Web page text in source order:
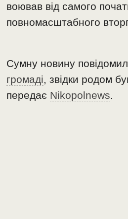
воював від самого
повномасштабного
Сумну новину
громаді, звідки родом
передає Nikopolnews.